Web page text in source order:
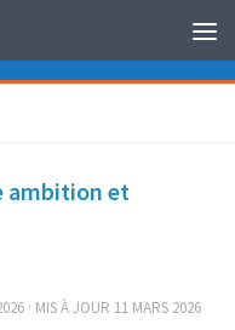
ambition et
· MIS À JOUR 11 MARS 2026